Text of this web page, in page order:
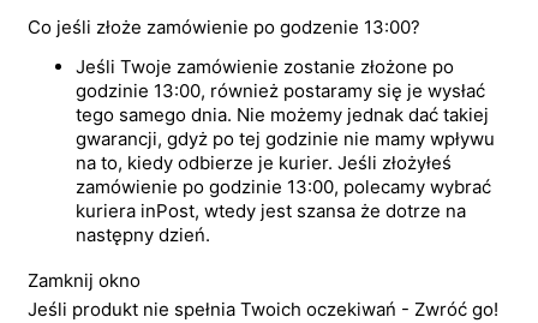
Co jeśli złoże zamówienie po godzenie 13:00?
Jeśli Twoje zamówienie zostanie złożone po
godzinie 13:00, również postaramy się je wysłać
tego samego dnia. Nie możemy jednak dać takiej
gwarancji, gdyż po tej godzinie nie mamy wpływu
na to, kiedy odbierze je kurier. Jeśli złożyłeś
zamówienie po godzinie 13:00, polecamy wybrać
kuriera inPost, wtedy jest szansa że dotrze na
następny dzień.
Zamknij okno
Jeśli produkt nie spełnia Twoich oczekiwań - Zwróć go!